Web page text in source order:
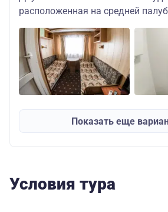
расположенная на средней
Показать еще
Условия тура